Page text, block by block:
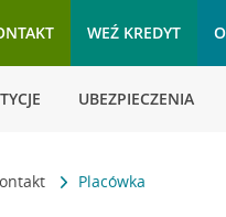
WEŹ KREDYT
UBEZPIECZENIA
Placówka